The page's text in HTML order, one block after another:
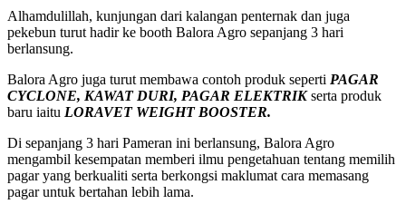
Alhamdulillah, kunjungan dari kalangan penternak dan juga
pekebun turut hadir ke booth Balora Agro sepanjang 3 hari
berlansung.
Balora Agro juga turut membawa contoh produk seperti PAGAR
CYCLONE, KAWAT DURI, PAGAR ELEKTRIKserta produk
baru iaitu LORAVET WEIGHT BOOSTER.
Di sepanjang 3 hari Pameran ini berlansung, Balora Agro
mengambil kesempatan memberi ilmu pengetahuan tentang memilih
pagar yang berkualiti serta berkongsi maklumat cara memasang
pagar untuk bertahan lebih lama.